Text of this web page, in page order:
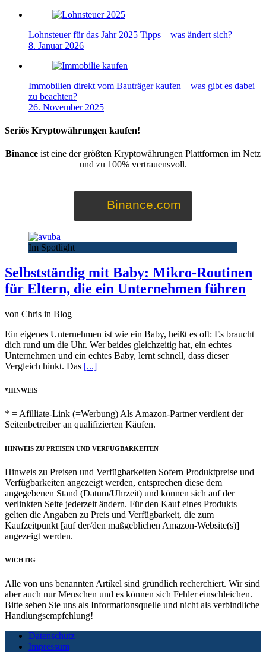
Lohnsteuer für das Jahr 2025 Tipps – was ändert sich?
8. Januar 2026
Immobilien direkt vom Bauträger kaufen – was gibt es dabei
zu beachten?
26. November 2025
Seriös Kryptowährungen kaufen!
Binance ist eine der größten Kryptowährungen Plattformen im Netz
und zu 100% vertrauensvoll.
Binance.com
Im Spotlight
Selbstständig mit Baby: Mikro-Routinen
für Eltern, die ein Unternehmen führen
von Chris in Blog
Ein eigenes Unternehmen ist wie ein Baby, heißt es oft: Es braucht
dich rund um die Uhr. Wer beides gleichzeitig hat, ein echtes
Unternehmen und ein echtes Baby, lernt schnell, dass dieser
Vergleich hinkt. Das [...]
*HINWEIS
* = Afilliate-Link (=Werbung) Als Amazon-Partner verdient der
Seitenbetreiber an qualifizierten Käufen.
HINWEIS ZU PREISEN UND VERFÜGBARKEITEN
Hinweis zu Preisen und Verfügbarkeiten Sofern Produktpreise und
Verfügbarkeiten angezeigt werden, entsprechen diese dem
angegebenen Stand (Datum/Uhrzeit) und können sich auf der
verlinkten Seite jederzeit ändern. Für den Kauf eines Produkts
gelten die Angaben zu Preis und Verfügbarkeit, die zum
Kaufzeitpunkt [auf der/den maßgeblichen Amazon-Website(s)]
angezeigt werden.
WICHTIG
Alle von uns benannten Artikel sind gründlich recherchiert. Wir sind
aber auch nur Menschen und es können sich Fehler einschleichen.
Bitte sehen Sie uns als Informationsquelle und nicht als verbindliche
Handlungsempfehlung!
Datenschutz
Impressum